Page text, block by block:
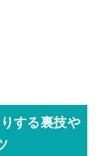
する裏技や